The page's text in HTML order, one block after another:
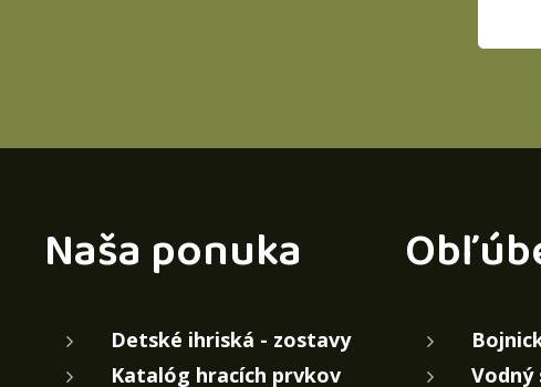
Naša ponuka
Detské ihriská - zostavy
Katalóg hracích prvkov
Vodný